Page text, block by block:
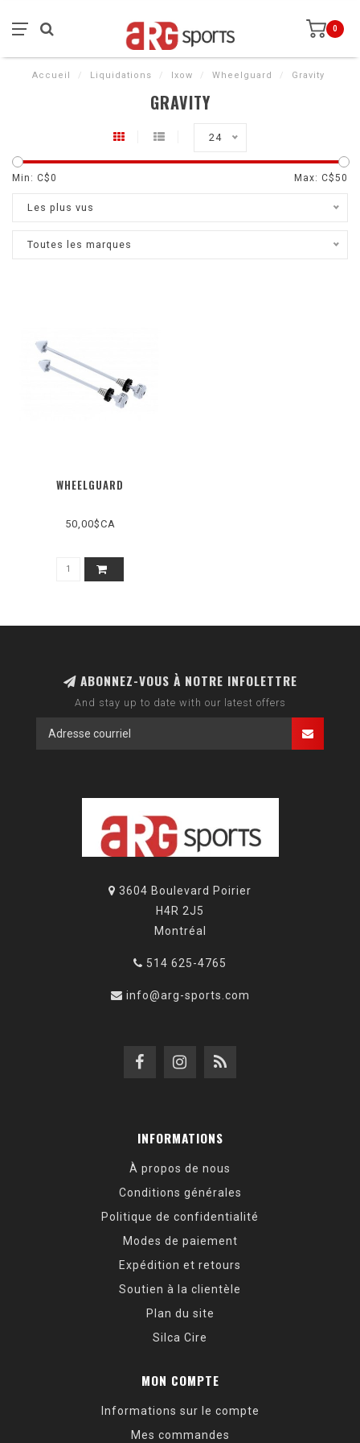
0
Accueil / Liquidations / Ixow / Wheelguard / Gravity
GRAVITY
24
Min: C$0 Max: C$50
Les plus vus
Toutes les marques
WHEELGUARD
50,00$CA
ABONNEZ-VOUS À NOTRE INFOLETTRE
And stay up to date with our latest offers
3604 Boulevard Poirier
H4R 2J5
Montréal
514 625-4765
info@arg-sports.com
INFORMATIONS
À propos de nous
Conditions générales
Politique de confidentialité
Modes de paiement
Expédition et retours
Soutien à la clientèle
Plan du site
Silca Cire
MON COMPTE
Informations sur le compte
Mes commandes